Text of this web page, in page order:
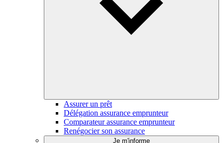
Assurer un prêt
Délégation assurance emprunteur
Comparateur assurance emprunteur
Renégocier son assurance
Je m'informe